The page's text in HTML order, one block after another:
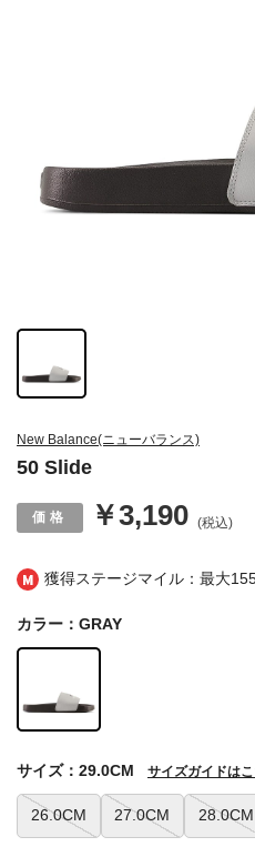
獲得ステージマイル：最大
New Balance(ニューバランス)
50 Slide
￥3,190 (税込)
カラー：GRAY
26.0CM 27.0CM 28.0CM
サイズ：29.0CM サイズガイドは